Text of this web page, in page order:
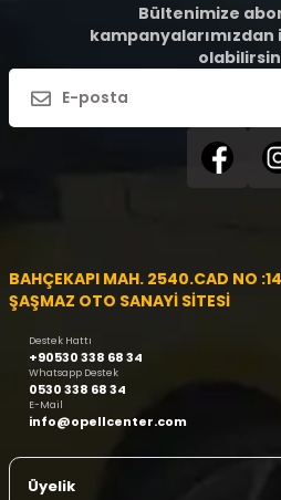
Bültenimize
BAHÇEKAPI MAH. 2540.CAD NO
ŞAŞMAZ OTO SANAYİ SİTESİ
Destek Hattı
+90530 338 68 34
Whatsapp Destek
0530 338 68 34
E-Mail
info@opellcenter.com
Üyelik